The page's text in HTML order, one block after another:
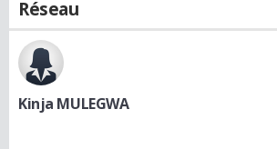
Réseau
Kinja MULEGWA